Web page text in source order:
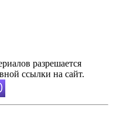
разрешается
ссылки на сайт.